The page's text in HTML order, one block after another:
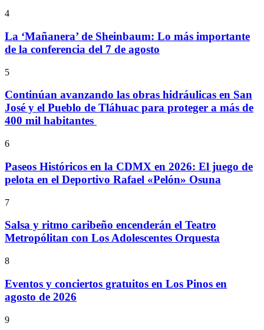
4
La ‘Mañanera’ de Sheinbaum: Lo más importante
de la conferencia del 7 de agosto
5
Continúan avanzando las obras hidráulicas en San
José y el Pueblo de Tláhuac para proteger a más de
400 mil habitantes
6
Paseos Históricos en la CDMX en 2026: El juego de
pelota en el Deportivo Rafael «Pelón» Osuna
7
Salsa y ritmo caribeño encenderán el Teatro
Metropólitan con Los Adolescentes Orquesta
8
Eventos y conciertos gratuitos en Los Pinos en
agosto de 2026
9